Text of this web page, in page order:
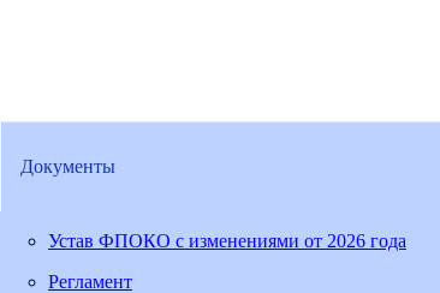
Документы
Устав ФПОКО с изменениями от 2026 года
Регламент